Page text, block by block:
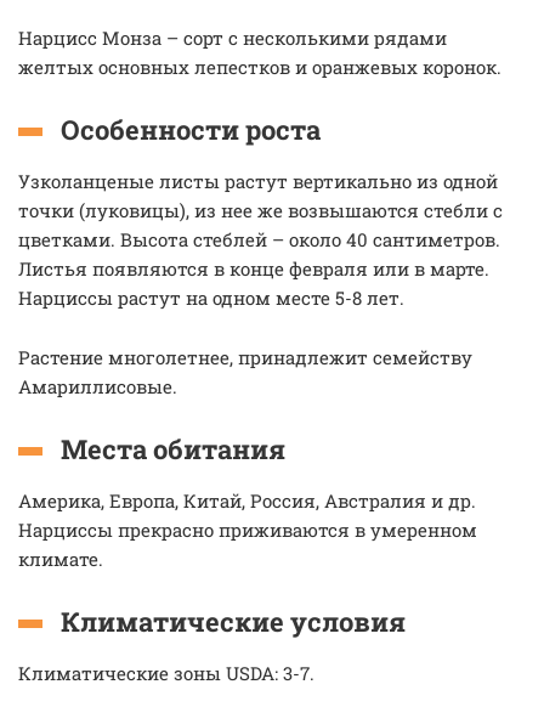
Нарцисс Монза – сорт с несколькими рядами
желтых основных лепестков и оранжевых коронок.
Особенности роста
Узколанценые листы растут вертикально из одной
точки (луковицы), из нее же возвышаются стебли с
цветками. Высота стеблей – около 40 сантиметров.
Листья появляются в конце февраля или в марте.
Нарциссы растут на одном месте 5-8 лет.
Растение многолетнее, принадлежит семейству
Амариллисовые.
Места обитания
Америка, Европа, Китай, Россия, Австралия и др.
Нарциссы прекрасно приживаются в умеренном
климате.
Климатические условия
Климатические зоны USDA: 3-7.